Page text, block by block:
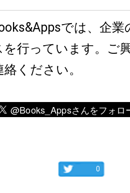
では、企
行っています。ご
ください。
0